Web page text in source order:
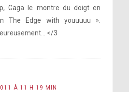
Gaga le montre du doigt en
The Edge with youuuuu ».
</3
À 11 H 19 MIN